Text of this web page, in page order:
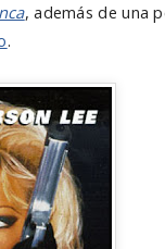
, además de una
.